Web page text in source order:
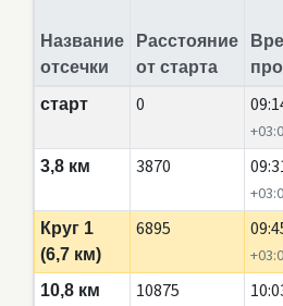
Название
отсечки
Расстояние
от старта
старт
0
3,8 км 3870
Круг 1
(6,7 км)
6895
10,8 км 10875